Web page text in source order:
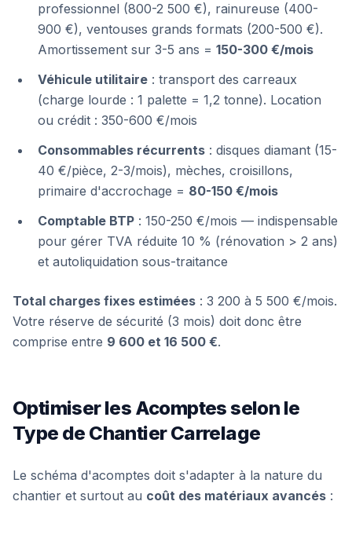
professionnel (800-2 500 €), rainureuse (400-
900 €), ventouses grands formats (200-500 €).
Amortissement sur 3-5 ans = 150-300 €/mois
Véhicule utilitaire : transport des carreaux
(charge lourde : 1 palette = 1,2 tonne). Location
ou crédit : 350-600 €/mois
Consommables récurrents : disques diamant (15-
40 €/pièce, 2-3/mois), mèches, croisillons,
primaire d'accrochage = 80-150 €/mois
Comptable BTP : 150-250 €/mois — indispensable
pour gérer TVA réduite 10 % (rénovation > 2 ans)
et autoliquidation sous-traitance
Total charges fixes estimées : 3 200 à 5 500 €/mois.
Votre réserve de sécurité (3 mois) doit donc être
comprise entre 9 600 et 16 500 €.
Optimiser les Acomptes selon le
Type de Chantier Carrelage
Le schéma d'acomptes doit s'adapter à la nature du
chantier et surtout au coût des matériaux avancés :